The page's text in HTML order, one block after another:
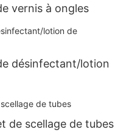
vernis à ongles
désinfectant/lotion
de scellage de tubes